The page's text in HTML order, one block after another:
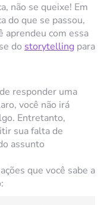
não se queixe! Em
do que se passou,
aprendeu com essa
do storytelling para
responder uma
você não irá
Entretanto,
sua falta de
assunto
que você sabe a